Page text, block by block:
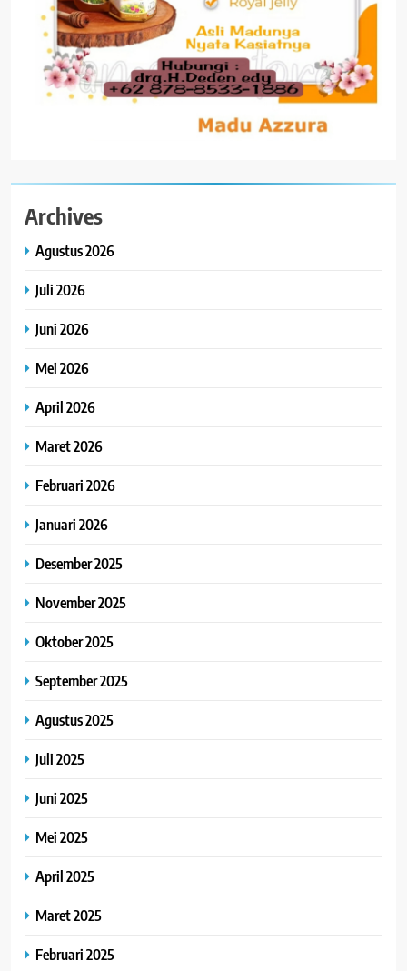
Archives
Agustus 2026
Juli 2026
Juni 2026
Mei 2026
April 2026
Maret 2026
Februari 2026
Januari 2026
Desember 2025
November 2025
Oktober 2025
September 2025
Agustus 2025
Juli 2025
Juni 2025
Mei 2025
April 2025
Maret 2025
Februari 2025